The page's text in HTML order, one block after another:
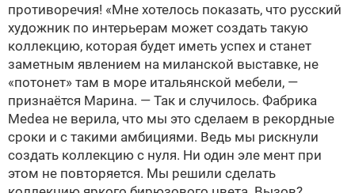
противоречия! «Мне хотелось показать, что русский
художник по интерьерам может создать такую
коллекцию, которая будет иметь успех и станет
заметным явлением на миланской выставке, не
«потонет» там в море итальянской мебели, —
признаётся Марина. — Так и случилось. Фабрика
Medea не верила, что мы это сделаем в рекордные
сроки и с такими амбициями. Ведь мы рискнули
создать коллекцию с нуля. Ни один эле мент при
этом не повторяется. Мы решили сделать